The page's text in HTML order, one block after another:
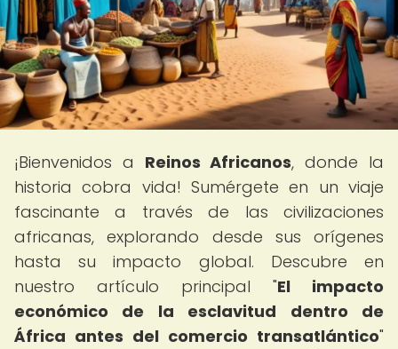
¡Bienvenidos a Reinos Africanos, donde la
historia cobra vida! Sumérgete en un viaje
fascinante a través de las civilizaciones
africanas, explorando desde sus orígenes
hasta su impacto global. Descubre en
nuestro artículo principal "El impacto
económico de la esclavitud dentro de
África antes del comercio transatlántico"